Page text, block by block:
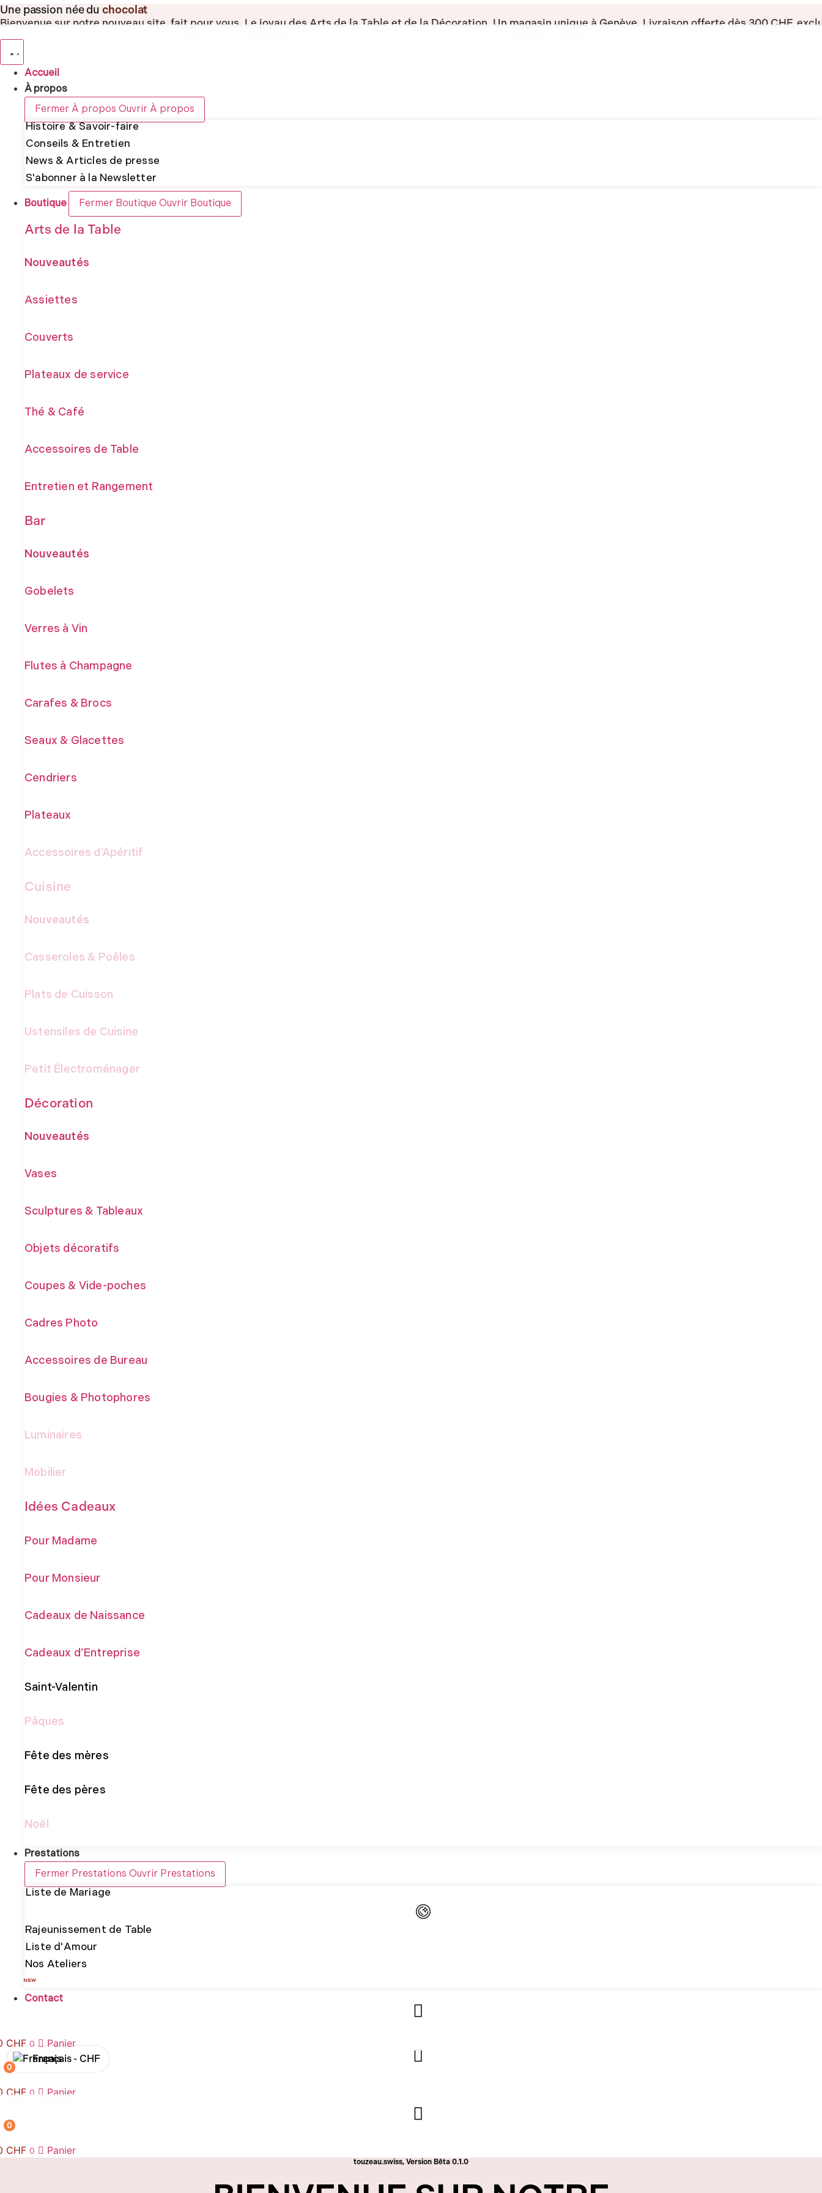
Aller
au
contenu
Une passion née duchocolat
Bienvenue sur notre nouveau site, fait pour vous. Le joyau des Arts de la Table et de la Décoration. Un magasin unique à Genève. Livraison offerte dès 300 CHF,
Accueil
À propos
Fermer À propos Ouvrir À propos
Histoire & Savoir-faire
Conseils & Entretien
News & Articles de presse
S'abonner à la Newsletter
Boutique Fermer Boutique Ouvrir Boutique
Arts de la Table
Nouveautés
Assiettes
Couverts
Plateaux de service
Thé & Café
Accessoires de Table
Entretien et Rangement
Bar
Nouveautés
Gobelets
Verres à Vin
Flutes à Champagne
Carafes & Brocs
Seaux & Glacettes
Cendriers
Plateaux
Accessoires d’Apéritif
Cuisine
Nouveautés
Casseroles & Poêles
Plats de Cuisson
Ustensiles de Cuisine
Petit Électroménager
Décoration
Nouveautés
Vases
Sculptures & Tableaux
Objets décoratifs
Coupes & Vide-poches
Cadres Photo
Accessoires de Bureau
Bougies & Photophores
Luminaires
Mobilier
Idées Cadeaux
Pour Madame
Pour Monsieur
Cadeaux de Naissance
Cadeaux d’Entreprise
Saint-Valentin
Pâques
Fête des mères
Fête des pères
Noël
Prestations
Fermer Prestations Ouvrir Prestations
Liste de Mariage
Rajeunissement de Table
Liste d'Amour
Nos Ateliers
NEW
Contact
CHF 0 Panier
Français - CHF
English -
0
CHF 0 Panier
0
CHF 0 Panier
touzeau.swiss, Version Bêta 0.1.0